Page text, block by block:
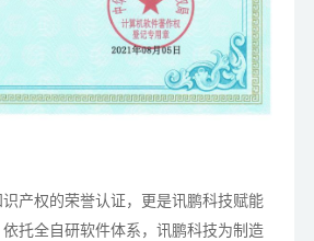
产权的荣誉认证，更是讯鹏科技赋能
托全自研软件体系，讯鹏科技为制造